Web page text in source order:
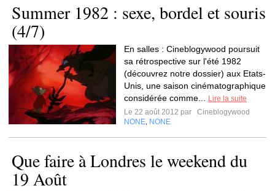
Summer 1982 : sexe, bordel et souris
(4/7)
En salles : Cineblogywood poursuit
sa rétrospective sur l'été 1982
(découvrez notre dossier) aux Etats-
Unis, une saison cinématographique
considérée comme...
Lire la suite
Le 22 août 2012 par
Cineblogywood
NONE NONE
Que faire à Londres le weekend du
19 Août